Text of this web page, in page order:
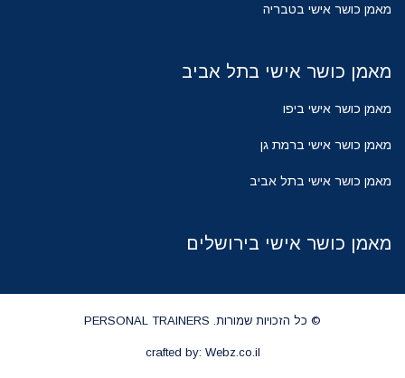
מאמן כושר אישי בטבריה
מאמן כושר אישי בתל אביב
מאמן כושר אישי ביפו
מאמן כושר אישי ברמת גן
מאמן כושר אישי בתל אביב
מאמן כושר אישי בירושלים
© כל הזכויות שמורות. PERSONAL TRAINERS
crafted by: Webz.co.il